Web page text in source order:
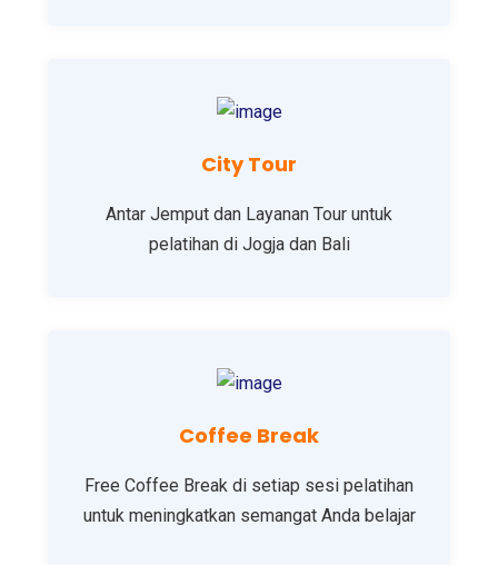
City Tour
Antar Jemput dan Layanan Tour untuk
pelatihan di Jogja dan Bali
Coffee Break
Free Coffee Break di setiap sesi pelatihan
untuk meningkatkan semangat Anda belajar